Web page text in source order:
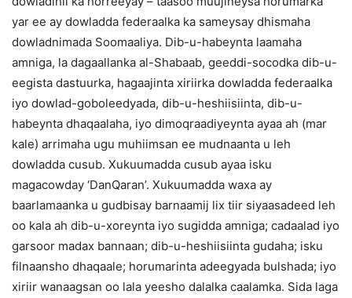
yar ee ay dowladda federaalka ka sameysay dhismaha
dowladnimada Soomaaliya. Dib-u-habeynta laamaha
amniga, la dagaallanka al-Shabaab, geeddi-socodka dib-u-
eegista dastuurka, hagaajinta xiriirka dowladda federaalka
iyo dowlad-goboleedyada, dib-u-heshiisiinta, dib-u-
habeynta dhaqaalaha, iyo dimoqraadiyeynta ayaa ah (mar
kale) arrimaha ugu muhiimsan ee mudnaanta u leh
dowladda cusub. Xukuumadda cusub ayaa isku
magacowday ‘DanQaran’. Xukuumadda waxa ay
baarlamaanka u gudbisay barnaamij lix tiir siyaasadeed leh
oo kala ah dib-u-xoreynta iyo sugidda amniga; cadaalad iyo
garsoor madax bannaan; dib-u-heshiisiinta gudaha; isku
filnaansho dhaqaale; horumarinta adeegyada bulshada; iyo
xiriir wanaagsan oo lala yeesho dalalka caalamka. Sida laga